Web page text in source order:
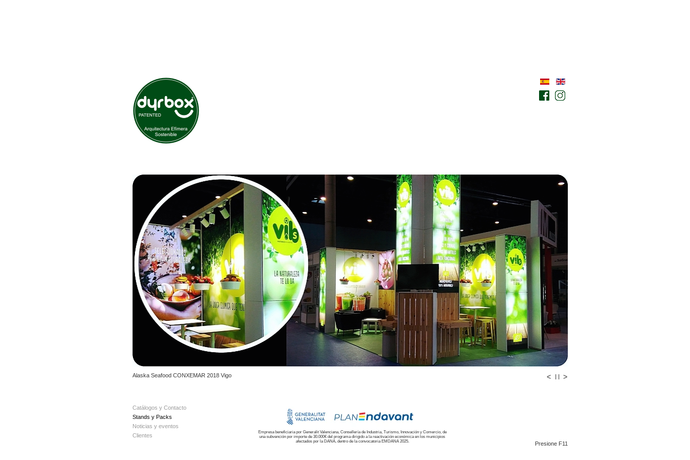
Alaska Seafood CONXEMAR 2018 Vigo < | | >
Catálogos y Contacto
Stands y Packs
Noticias y eventos
Clientes
Empresa beneficiaria por Generalit Valenciana, Consellería de Industria, Turismo, Innovación y Comercio, de
una subvención por importe de 30.000€ del programa dirigido a la reactivación económica en los municipios
afectados por la DANA, dentro de la convocatoria EMDANA 2025.
Presione F11